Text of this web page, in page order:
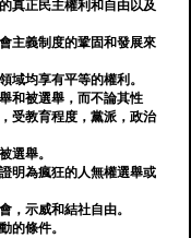
真正民主權利和自由以及
主義制度的鞏固和發展來
域均享有平等的權利。
和被選舉，而不論其性
受教育程度，黨派，政治
選舉。
明為瘋狂的人無權選舉或
，示威和結社自由。
的條件。